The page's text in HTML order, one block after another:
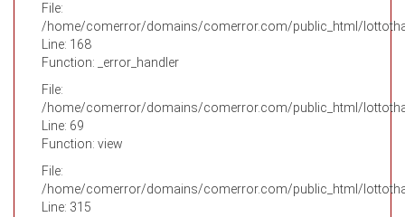
File:
/home/comerror/domains/comerror.com/public_html/
Line: 168
Function: _error_handler
File:
/home/comerror/domains/comerror.com/public_html/
Line: 69
Function: view
File:
/home/comerror/domains/comerror.com/public_html/
Line: 315